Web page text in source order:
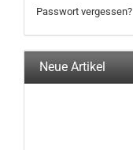
Passwort vergessen?
Neue Artikel